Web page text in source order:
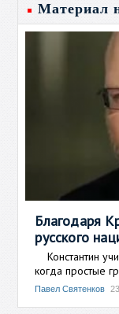
Материал
Благодаря
русского
Константин
когда простые
Павел Святенков